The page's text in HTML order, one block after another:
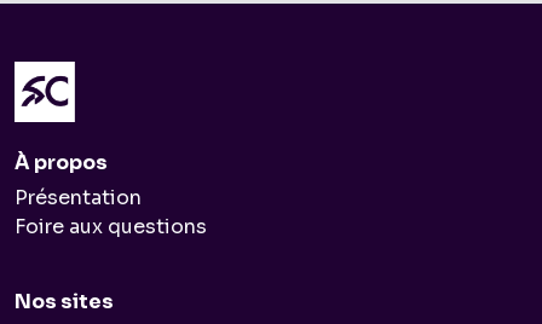
À propos
Présentation
Foire aux questions
Nos sites